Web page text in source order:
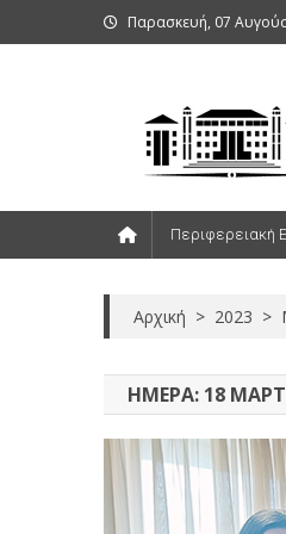
to
Παρασκευή, 07
Περιφερειακή
Αρχική > 2023 >
ΗΜΈΡΑ: 18